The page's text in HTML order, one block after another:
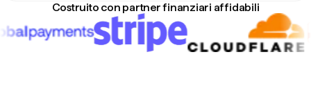
Costruito con partner finanziari affidabili